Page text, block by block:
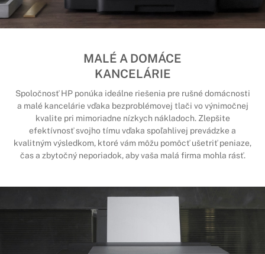
MALÉ A DOMÁCE
KANCELÁRIE
Spoločnosť HP ponúka ideálne riešenia pre rušné domácnosti
a malé kancelárie vďaka bezproblémovej tlači vo výnimočnej
kvalite pri mimoriadne nízkych nákladoch. Zlepšite
efektívnosť svojho tímu vďaka spoľahlivej prevádzke a
kvalitným výsledkom, ktoré vám môžu pomôcť ušetriť peniaze,
čas a zbytočný neporiadok, aby vaša malá firma mohla rásť.